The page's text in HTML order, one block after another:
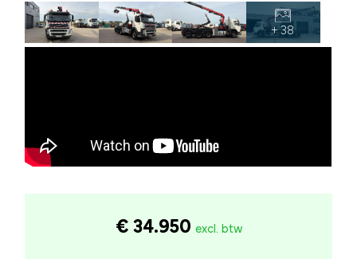
+ 38
€ 34.950 excl. btw